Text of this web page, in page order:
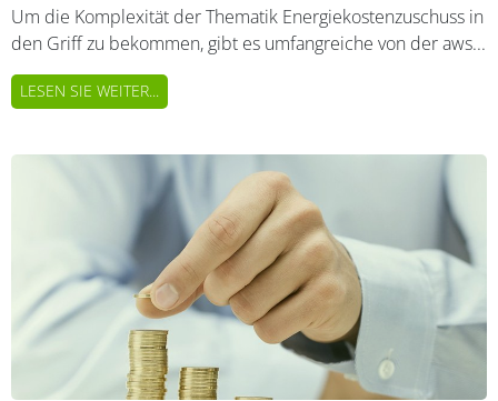
Um die Komplexität der Thematik Energiekostenzuschuss in
den Griff zu bekommen, gibt es umfangreiche von der aws...
LESEN SIE WEITER...